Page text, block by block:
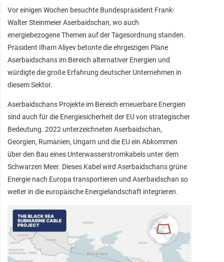
Vor einigen Wochen besuchte Bundespräsident Frank-
Walter Steinmeier Aserbaidschan, wo auch
energiebezogene Themen auf der Tagesordnung standen.
Präsident Ilham Aliyev betonte die ehrgeizigen Pläne
Aserbaidschans im Bereich alternativer Energien und
würdigte die große Erfahrung deutscher Unternehmen in
diesem Sektor.
Aserbaidschans Projekte im Bereich erneuerbare Energien
sind auch für die Energiesicherheit der EU von strategischer
Bedeutung. 2022 unterzeichneten Aserbaidschan,
Georgien, Rumänien, Ungarn und die EU ein Abkommen
über den Bau eines Unterwasserstromkabels unter dem
Schwarzen Meer. Dieses Kabel wird Aserbaidschans grüne
Energie nach Europa transportieren und Aserbaidschan so
weiter in die europäische Energielandschaft integrieren.